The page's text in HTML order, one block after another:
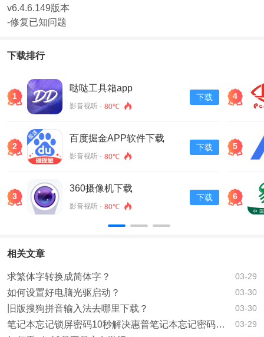
v6.4.6.149版本
-修复已知问题
下载排行
1
哒哒工具箱app
影音视听 · 80℃
下载
2
百度掘金APP软件下载
影音视听 · 80℃
下载
3
360摄像机下载
影音视听 · 80℃
下载
4
5
6
相关文章
求繁体字转换成简体字？ 03-29
如何设置好电脑光驱启动？ 03-30
旧版搜狗拼音输入法去哪里下载？ 03-30
笔记本忘记锁屏密码10秒解决惠普笔记本忘记密码了如何办？ 03-29